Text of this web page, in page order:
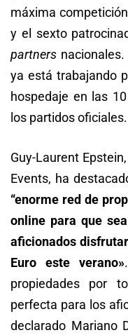
máxima
y el sexto
partners
ya está trabajando
hospedaje en las
los partidos oficiales.
Guy-Laurent
Events, ha
“enorme red de
online para que
aficionados
Euro este verano»
propiedades por
perfecta para los
declarado Mariano